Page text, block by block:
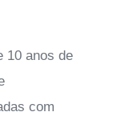
10 anos de
com